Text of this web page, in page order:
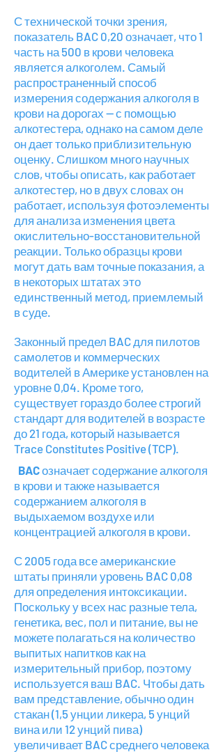
С технической точки зрения,
показатель BAC 0,20 означает, что 1
часть на 500 в крови человека
является алкоголем. Самый
распространенный способ
измерения содержания алкоголя в
крови на дорогах — с помощью
алкотестера, однако на самом деле
он дает только приблизительную
оценку. Слишком много научных
слов, чтобы описать, как работает
алкотестер, но в двух словах он
работает, используя фотоэлементы
для анализа изменения цвета
окислительно-восстановительной
реакции. Только образцы крови
могут дать вам точные показания, а
в некоторых штатах это
единственный метод, приемлемый
в суде.
Законный предел BAC для пилотов
самолетов и коммерческих
водителей в Америке установлен на
уровне 0,04. Кроме того,
существует гораздо более строгий
стандарт для водителей в возрасте
до 21 года, который называется
Trace Constitutes Positive (TCP).
BACозначает содержание алкоголя
в крови и также называется
содержанием алкоголя в
выдыхаемом воздухе или
концентрацией алкоголя в крови.
С 2005 года все американские
штаты приняли уровень BAC 0,08
для определения интоксикации.
Поскольку у всех нас разные тела,
генетика, вес, пол и питание, вы не
можете полагаться на количество
выпитых напитков как на
измерительный прибор, поэтому
используется ваш BAC. Чтобы дать
вам представление, обычно один
стакан (1,5 унции ликера, 5 унций
вина или 12 унций пива)
увеличивает BAC среднего человека